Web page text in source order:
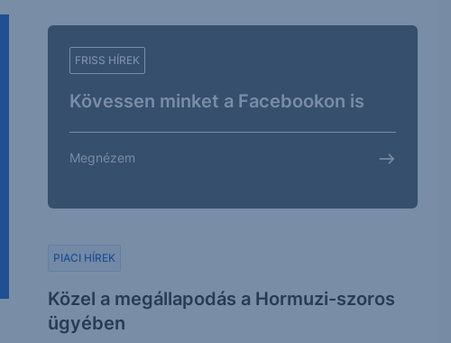
FRISS HÍREK
Kövessen minket a Facebookon is
Megnézem
Közel a megállapodás a Hormuzi-szoros
ügyében
PIACI HÍREK